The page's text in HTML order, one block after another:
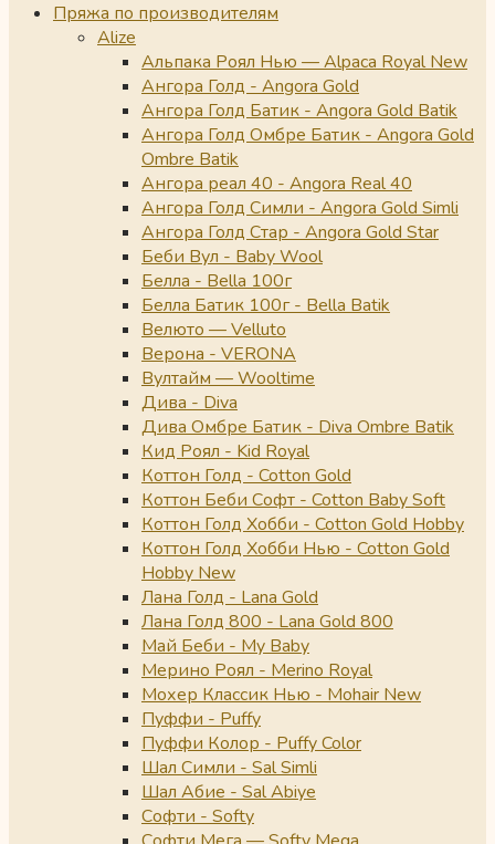
Пряжа по производителям
Alize
Альпака Роял Нью — Alpaca Royal New
Ангора Голд - Angora Gold
Ангора Голд Батик - Angora Gold Batik
Ангора Голд Омбре Батик - Angora Gold
Ombre Batik
Ангора реал 40 - Angora Real 40
Ангора Голд Симли - Angora Gold Simli
Ангора Голд Стар - Angora Gold Star
Беби Вул - Baby Wool
Белла - Bella 100г
Белла Батик 100г - Bella Batik
Велюто — Velluto
Верона - VERONA
Вултайм — Wooltime
Дива - Diva
Дива Омбре Батик - Diva Ombre Batik
Кид Роял - Kid Royal
Коттон Голд - Cotton Gold
Коттон Беби Софт - Cotton Baby Soft
Коттон Голд Хобби - Cotton Gold Hobby
Коттон Голд Хобби Нью - Cotton Gold
Hobby New
Лана Голд - Lana Gold
Лана Голд 800 - Lana Gold 800
Май Беби - My Baby
Мерино Роял - Merino Royal
Мохер Классик Нью - Mohair New
Пуффи - Puffy
Пуффи Колор - Puffy Color
Шал Симли - Sal Simli
Шал Абие - Sal Abiye
Софти - Softy